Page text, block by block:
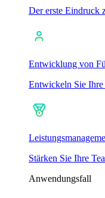
Der erste Eindruck
Entwicklung von
Entwickeln Sie Ihre
Stärken Sie Ihre
Anwendungsfall